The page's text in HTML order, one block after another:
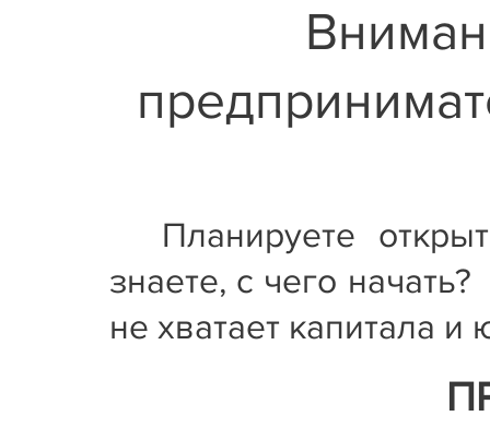
Планируете
знаете, с чего
не хватает капитала